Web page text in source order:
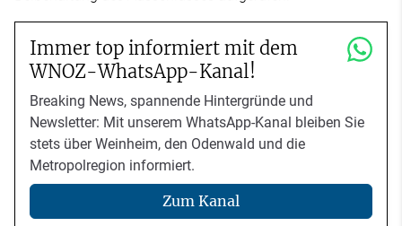
Immer top informiert mit dem
WNOZ-WhatsApp-Kanal!
Breaking News, spannende Hintergründe und
Newsletter: Mit unserem WhatsApp-Kanal bleiben Sie
stets über Weinheim, den Odenwald und die
Metropolregion informiert.
Zum Kanal